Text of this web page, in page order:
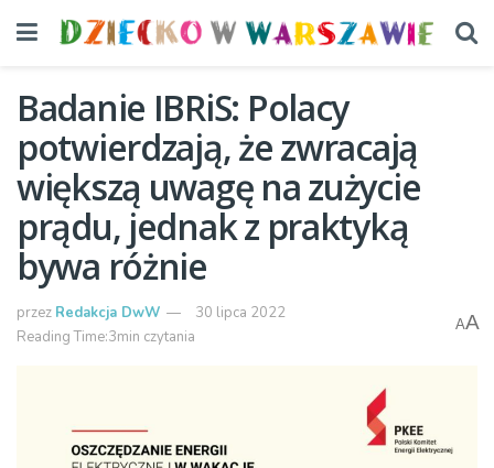
Badanie IBRiS: Polacy
potwierdzają, że zwracają
większą uwagę na zużycie
prądu, jednak z praktyką
bywa różnie
przez Redakcja DwW
30 lipca 2022
Reading Time:3min czytania
AA